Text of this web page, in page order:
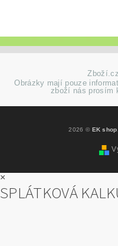
Zboží.cz
Obrázky mají pouze
zboží nás prosím
2026 © EK shop
×
SPLÁTKOVÁ